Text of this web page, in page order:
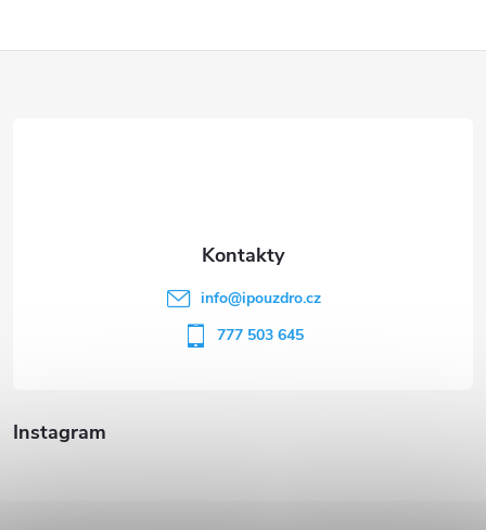
Instagram
info@ipouzdro.cz
777 503 645